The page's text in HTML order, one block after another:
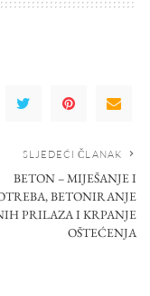
SLJEDEĆI ČLANAK
BETON – MIJEŠANJE I
BETONIRANJE
PRILAZA I KRPANJE
OŠTEĆENJA